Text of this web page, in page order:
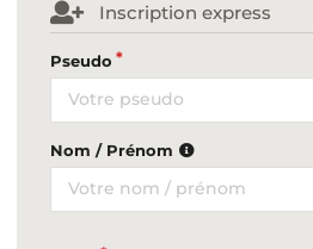
Inscription express
Pseudo
Nom / Prénom